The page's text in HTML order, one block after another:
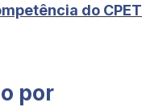
do CPET
por